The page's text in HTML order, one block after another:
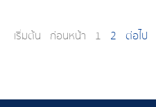
เริ่มต้น ก่อนหน้า 1 2 ต่อไป